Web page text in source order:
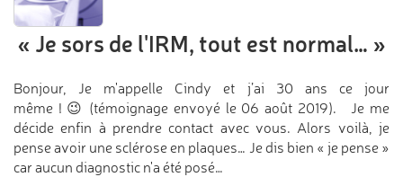
« Je sors de l'IRM, tout est normal… »
Bonjour, Je m'appelle Cindy et j’ai 30 ans ce jour
même ! 😉 (témoignage envoyé le 06 août 2019). Je me
décide enfin à prendre contact avec vous. Alors voilà, je
pense avoir une sclérose en plaques… Je dis bien « je pense »
car aucun diagnostic n'a été posé…